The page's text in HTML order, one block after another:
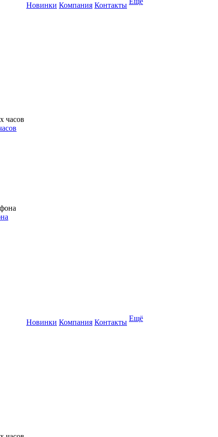
Новинки Компания Контакты
Новинки Компания Контакты Ещё